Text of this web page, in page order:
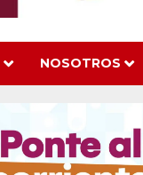
NOSOTROS